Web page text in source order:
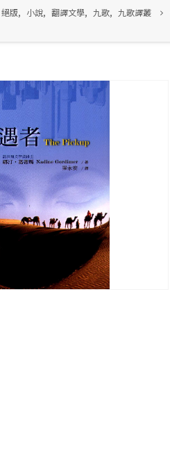
絕版, 小說, 翻譯文學, 九歌, 九歌譯叢